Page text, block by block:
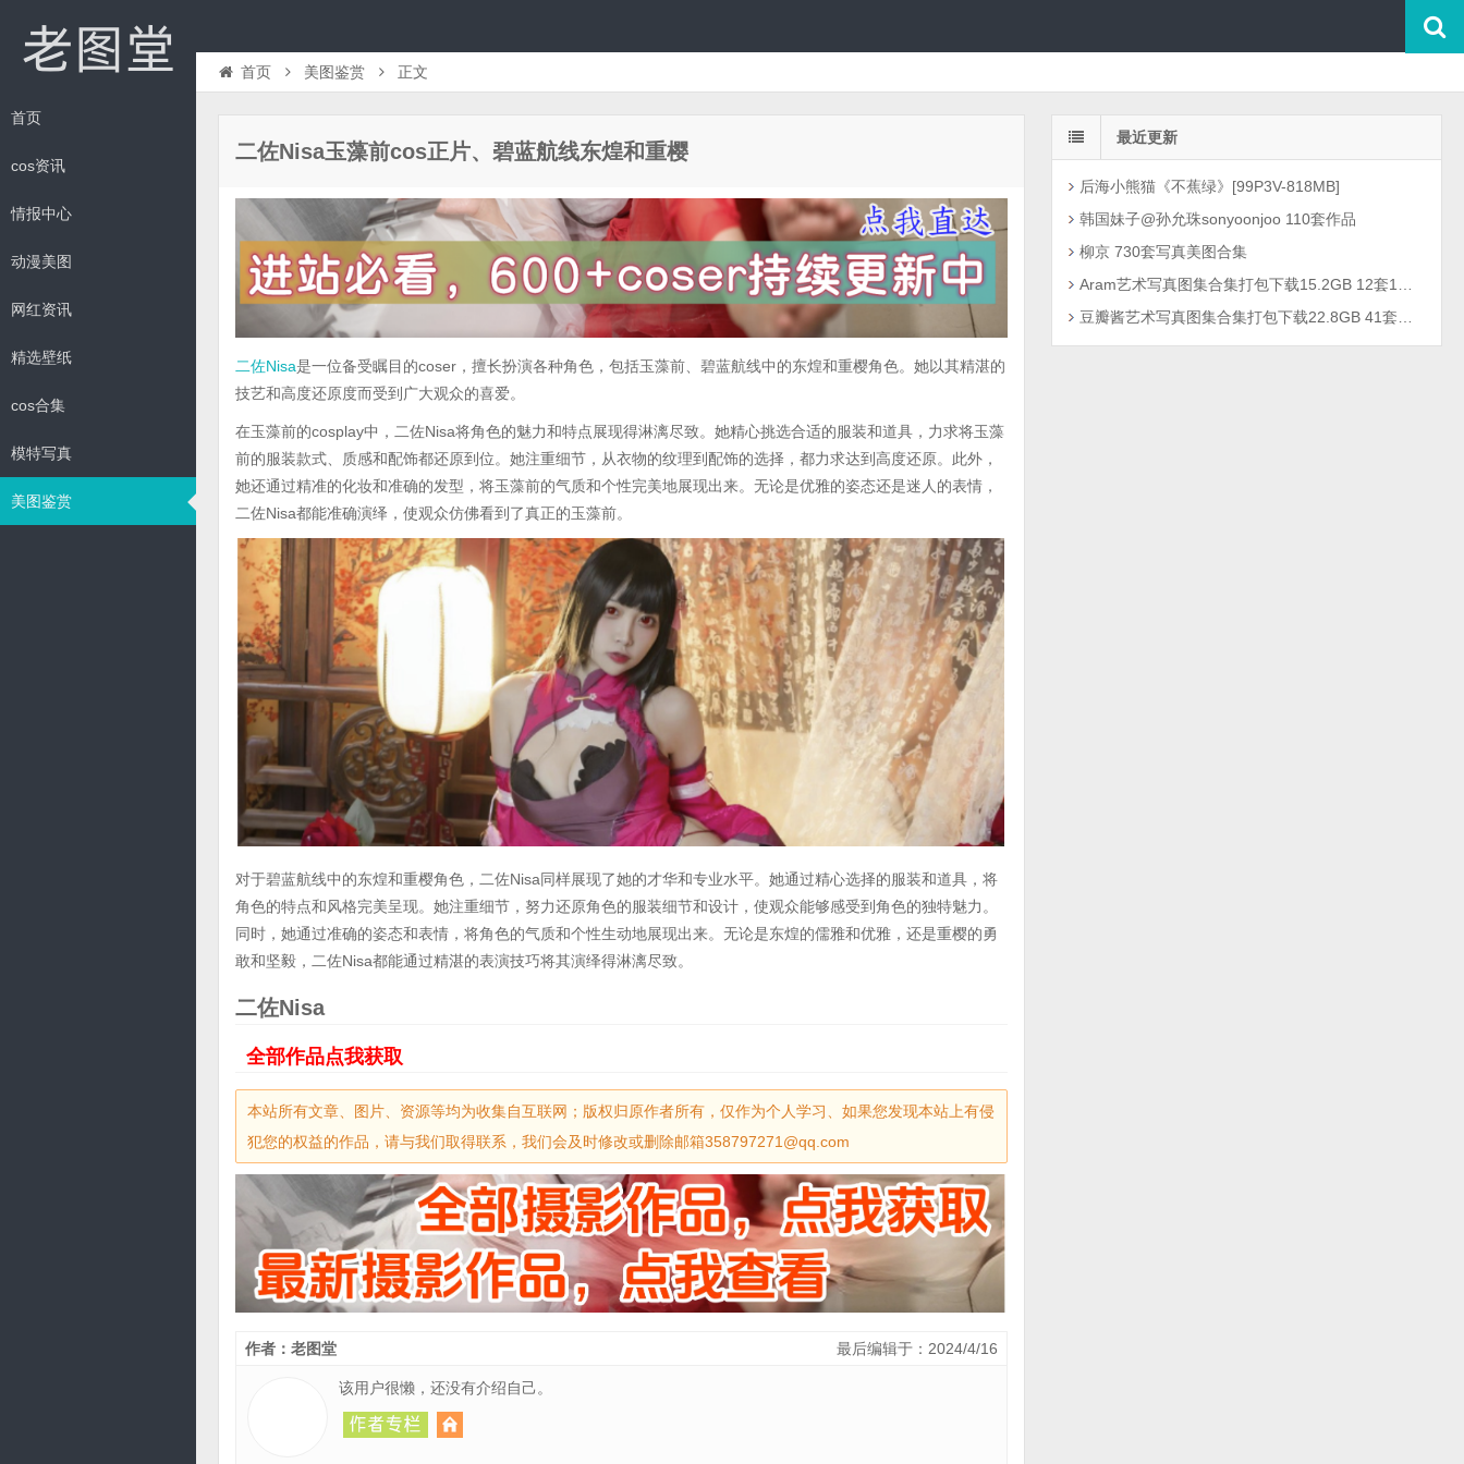
首页
cos资讯
情报中心
动漫美图
网红资讯
精选壁纸
cos合集
模特写真
美图鉴赏
首页 美图鉴赏 正文
二佐Nisa玉藻前cos正片、碧蓝航线东煌和重樱
二佐Nisa是一位备受瞩目的coser，擅长扮演各种角色，包括玉藻前、碧蓝航线中的东煌和重樱角色。她以其精湛的
技艺和高度还原度而受到广大观众的喜爱。
在玉藻前的cosplay中，二佐Nisa将角色的魅力和特点展现得淋漓尽致。她精心挑选合适的服装和道具，力求将玉藻
前的服装款式、质感和配饰都还原到位。她注重细节，从衣物的纹理到配饰的选择，都力求达到高度还原。此外，
她还通过精准的化妆和准确的发型，将玉藻前的气质和个性完美地展现出来。无论是优雅的姿态还是迷人的表情，
二佐Nisa都能准确演绎，使观众仿佛看到了真正的玉藻前。
对于碧蓝航线中的东煌和重樱角色，二佐Nisa同样展现了她的才华和专业水平。她通过精心选择的服装和道具，将
角色的特点和风格完美呈现。她注重细节，努力还原角色的服装细节和设计，使观众能够感受到角色的独特魅力。
同时，她通过准确的姿态和表情，将角色的气质和个性生动地展现出来。无论是东煌的儒雅和优雅，还是重樱的勇
敢和坚毅，二佐Nisa都能通过精湛的表演技巧将其演绎得淋漓尽致。
二佐Nisa
全部作品点我获取
本站所有文章、图片、资源等均为收集自互联网；版权归原作者所有，仅作为个人学习、如果您发现本站上有侵
犯您的权益的作品，请与我们取得联系，我们会及时修改或删除邮箱358797271@qq.com
最后编辑于：2024/4/16
作者：老图堂
该用户很懒，还没有介绍自己。
最近更新
后海小熊猫《不蕉绿》[99P3V-818MB]
韩国妹子@孙允珠sonyoonjoo 110套作品
柳京 730套写真美图合集